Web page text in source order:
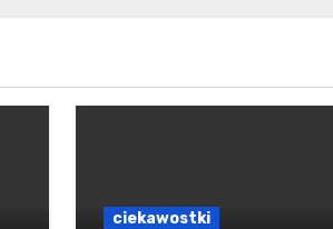
ciekawostki